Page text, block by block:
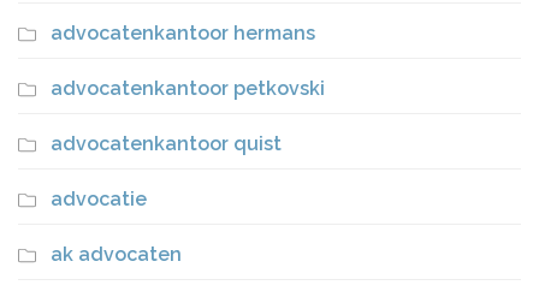
advocatenkantoor hermans
advocatenkantoor petkovski
advocatenkantoor quist
advocatie
ak advocaten